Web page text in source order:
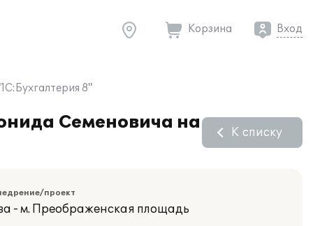
Корзина Вход
8"
Семеновича на
К списку
проект
- м. Преображенская площадь